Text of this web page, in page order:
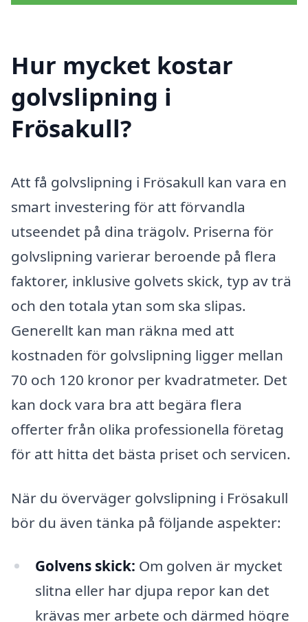
Hur mycket kostar
golvslipning i
Frösakull?
Att få golvslipning i Frösakull kan vara en
smart investering för att förvandla
utseendet på dina trägolv. Priserna för
golvslipning varierar beroende på flera
faktorer, inklusive golvets skick, typ av trä
och den totala ytan som ska slipas.
Generellt kan man räkna med att
kostnaden för golvslipning ligger mellan
70 och 120 kronor per kvadratmeter. Det
kan dock vara bra att begära flera
offerter från olika professionella företag
för att hitta det bästa priset och servicen.
När du överväger golvslipning i Frösakull
bör du även tänka på följande aspekter:
Golvens skick: Om golven är mycket
slitna eller har djupa repor kan det
krävas mer arbete och därmed högre